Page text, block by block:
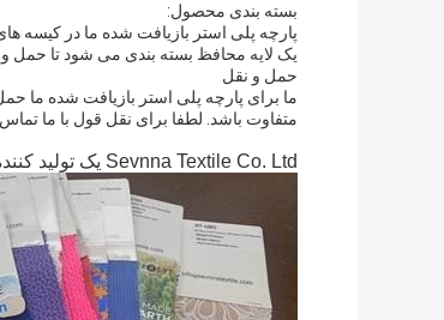
بسته بندی محصول:
پارچه پلی استر بازیافت شده ما در کیسه
یک لایه محافظ بسته بندی می شود تا حمل
حمل و نقل
ما برای پارچه پلی استر بازیافت شده ما
متفاوت باشد. لطفا برای نقل قول با ما تماس
Sevnna Textile Co. Ltd یک تولید کننده حرفه ای نساجی است که در سال 2012 تاسیس شد.